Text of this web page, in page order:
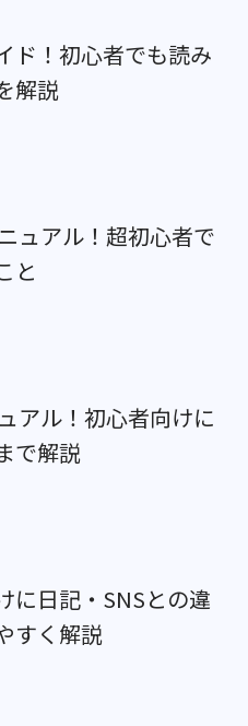
ド！初心者でも読み
解説
ュアル！超初心者で
と
アル！初心者向けに
で解説
に日記・SNSとの違
すく解説